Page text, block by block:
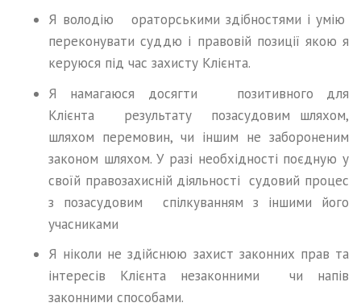
Я володію ораторськими здібностями і умію
переконувати суддю і правовій позиції якою я
керуюся під час захисту Клієнта.
Я намагаюся досягти позитивного для
Клієнта результату позасудовим шляхом,
шляхом перемовин, чи іншим не забороненим
законом шляхом. У разі необхідності поєдную у
своїй правозахисній діяльності судовий процес
з позасудовим спілкуванням з іншими його
учасниками
Я ніколи не здійснюю захист законних прав та
інтересів Клієнта незаконними чи напів
законними способами.